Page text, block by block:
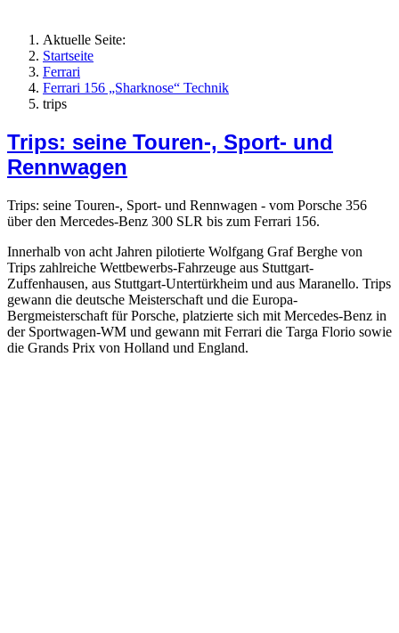
Aktuelle Seite:
Startseite
Ferrari
Ferrari 156 „Sharknose“ Technik
trips
Trips: seine Touren-, Sport- und
Rennwagen
Trips: seine Touren-, Sport- und Rennwagen - vom Porsche 356
über den Mercedes-Benz 300 SLR bis zum Ferrari 156.
Innerhalb von acht Jahren pilotierte Wolfgang Graf Berghe von
Trips zahlreiche Wettbewerbs-Fahrzeuge aus Stuttgart-
Zuffenhausen, aus Stuttgart-Untertürkheim und aus Maranello. Trips
gewann die deutsche Meisterschaft und die Europa-
Bergmeisterschaft für Porsche, platzierte sich mit Mercedes-Benz in
der Sportwagen-WM und gewann mit Ferrari die Targa Florio sowie
die Grands Prix von Holland und England.